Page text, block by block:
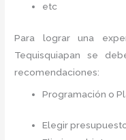
etc
Para lograr una
Tequisquiapan
se
recomendaciones:
Programación o
Elegir